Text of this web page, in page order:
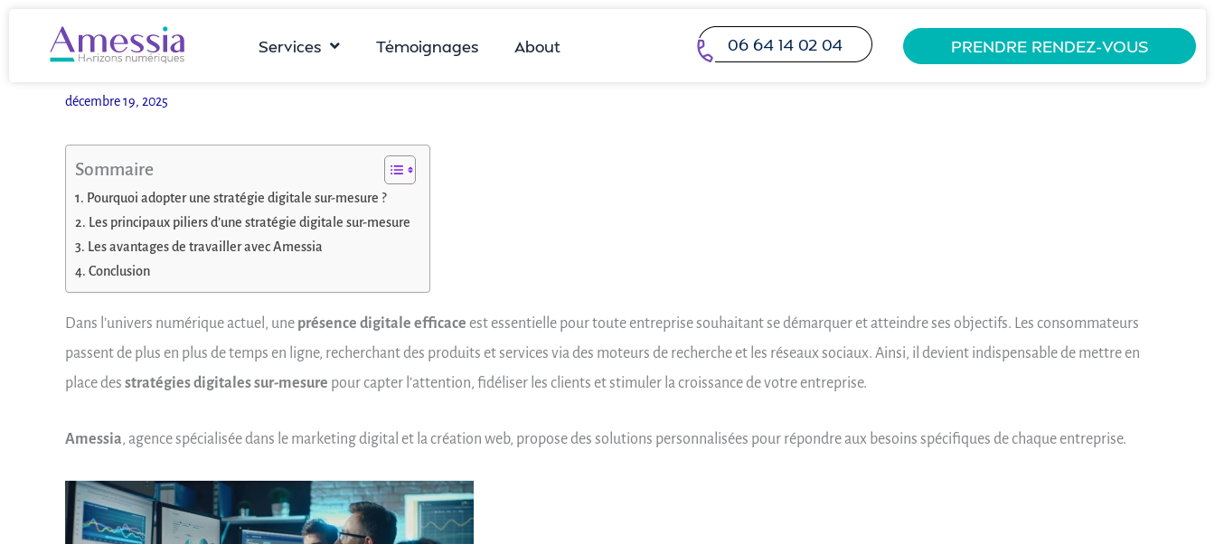
Services Témoignages About 06 64 14 02 04 PRENDRE RENDEZ-VOUS
décembre 19, 2025
Sommaire
Pourquoi adopter une stratégie digitale sur-mesure ?
Les principaux piliers d’une stratégie digitale sur-mesure
Les avantages de travailler avec Amessia
Conclusion
Dans l’univers numérique actuel, une présence digitale efficace est essentielle pour toute entreprise souhaitant se démarquer et atteindre ses objectifs. Les consommateurs
passent de plus en plus de temps en ligne, recherchant des produits et services via des moteurs de recherche et les réseaux sociaux. Ainsi, il devient indispensable de mettre en
place des stratégies digitales sur-mesure pour capter l’attention, fidéliser les clients et stimuler la croissance de votre entreprise.
Amessia, agence spécialisée dans le marketing digital et la création web, propose des solutions personnalisées pour répondre aux besoins spécifiques de chaque entreprise.